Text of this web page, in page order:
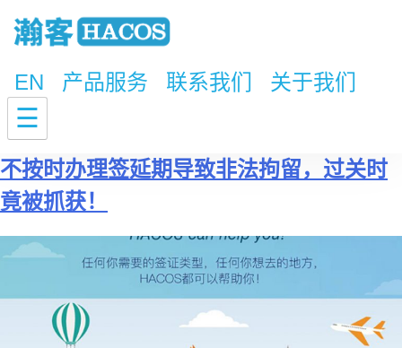
EN 产品服务 联系我们 关于我们
☰
标签：
不按时办理签延期导致非法拘留，过关时
竟被抓获！